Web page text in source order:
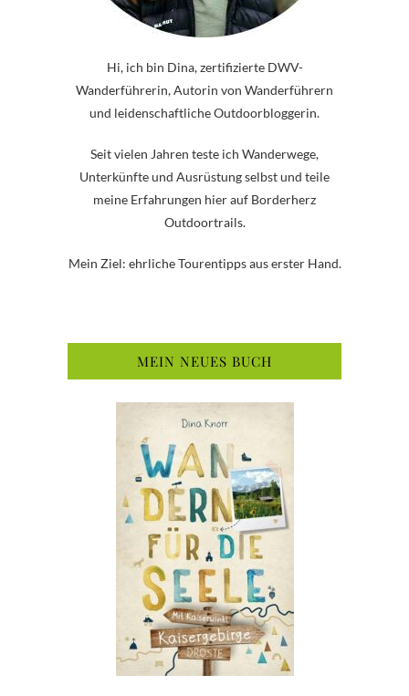
Hi, ich bin Dina, zertifizierte DWV-
Wanderführerin, Autorin von Wanderführern
und leidenschaftliche Outdoorbloggerin.
Seit vielen Jahren teste ich Wanderwege,
Unterkünfte und Ausrüstung selbst und teile
meine Erfahrungen hier auf Borderherz
Outdoortrails.
Mein Ziel: ehrliche Tourentipps aus erster Hand.
MEIN NEUES BUCH